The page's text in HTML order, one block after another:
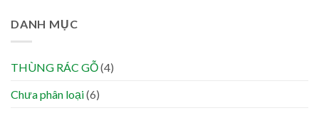
DANH MỤC
THÙNG RÁC GỖ(4)
Chưa phân loại(6)